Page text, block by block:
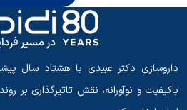
داروسازی دکتر عبیدی با هشتاد سال
باکیفیت و نوآورانه، نقش تاثیرگذاری بر